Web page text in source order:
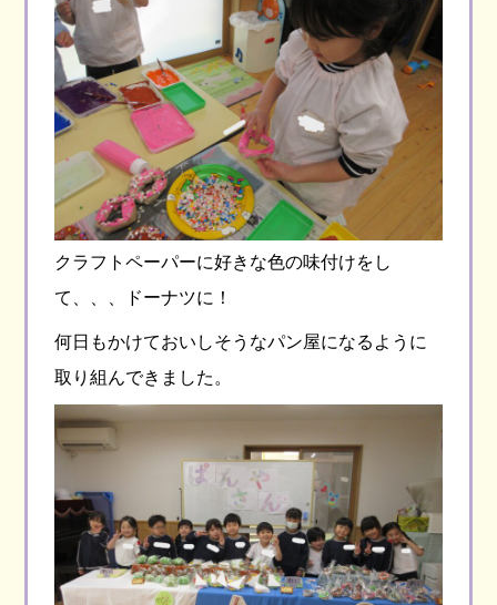
クラフトペーパーに好きな色の味付けをし
て、、、ドーナツに！
何日もかけておいしそうなパン屋になるように
取り組んできました。